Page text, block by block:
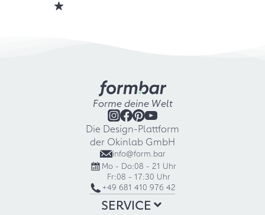
Forme deine Welt
Die Design-Plattform
der Okinlab GmbH
info@form.bar
Mo - Do:08 - 21 Uhr
Fr:08 - 17:30 Uhr
+49 681 410 976 42
SERVICE